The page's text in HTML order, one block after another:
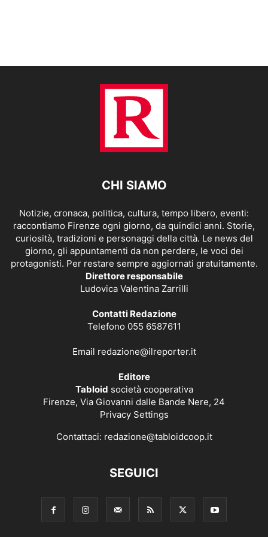
CHI SIAMO
Notizie, cronaca, politica, cultura, tempo libero, eventi:
raccontiamo Firenze ogni giorno, da quindici anni. Storie,
curiosità, tradizioni e personaggi della città. Le news del
giorno, gli appuntamenti da non perdere, le voci dei
protagonisti. Per restare sempre aggiornati gratuitamente.
Direttore responsabile
Ludovica Valentina Zarrilli
Contatti Redazione
Telefono 055 6587611
Email redazione@ilreporter.it
Editore
Tabloid società cooperativa
Firenze, Via Giovanni dalle Bande Nere, 24
Privacy Settings
Contattaci: redazione@tabloidcoop.it
SEGUICI